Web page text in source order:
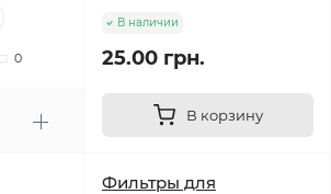
0
В наличии
25.00 грн.
В корзину
Фильтры для